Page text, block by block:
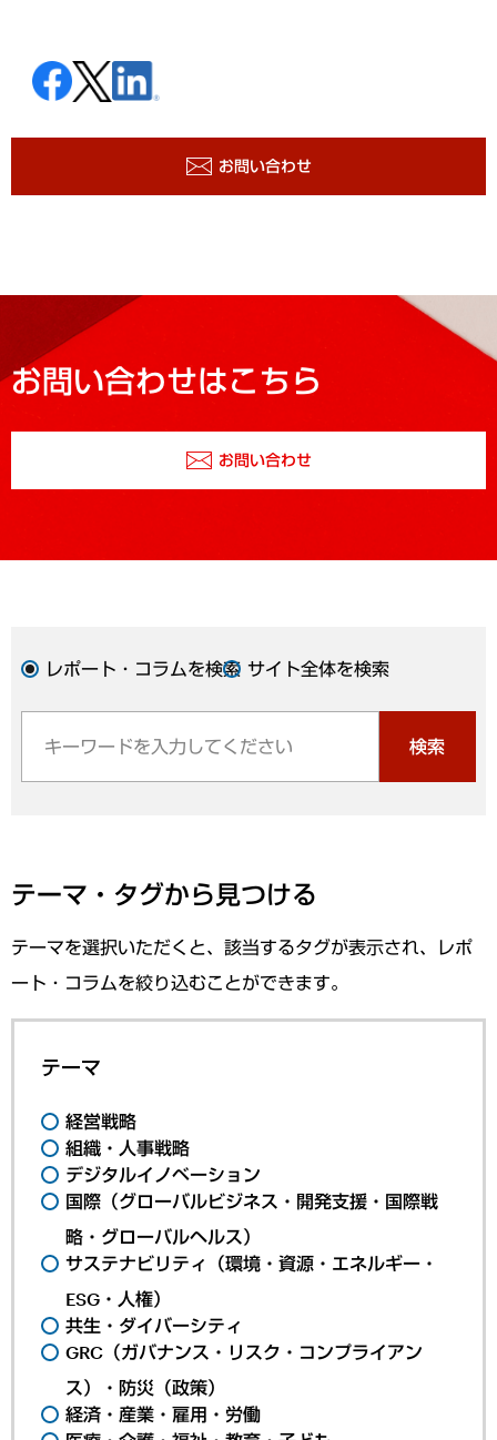
お問い合わせ
お問い合わせはこちら
お問い合わせ
レポート・コラムを検索 サイト全体を検索
検索
テーマ・タグから見つける
テーマを選択いただくと、該当するタグが表示され、レポ
ート・コラムを絞り込むことができます。
テーマ
経営戦略
組織・人事戦略
デジタルイノベーション
国際（グローバルビジネス・開発支援・国際戦
略・グローバルヘルス）
サステナビリティ（環境・資源・エネルギー・
ESG・人権）
共生・ダイバーシティ
GRC（ガバナンス・リスク・コンプライアン
ス）・防災（政策）
経済・産業・雇用・労働